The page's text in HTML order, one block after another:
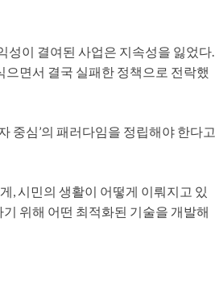
성이 결여된 사업은 지속성을 잃었다.
면서 결국 실패한 정책으로 전락했
중심’의 패러다임을 정립해야 한다고
, 시민의 생활이 어떻게 이뤄지고 있
위해 어떤 최적화된 기술을 개발해